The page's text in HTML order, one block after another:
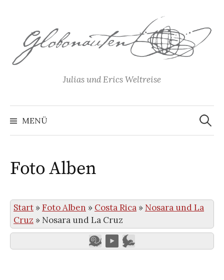
Inhalt
Julias und Erics Weltreise
MENÜ
Suchen
nach:
Foto Alben
Start »Foto Alben » Costa Rica » Nosara und La
Cruz » Nosara und La Cruz